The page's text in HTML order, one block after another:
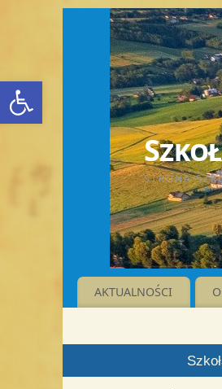
Otwórz pasek
STRONA
AKTUALNOŚCI